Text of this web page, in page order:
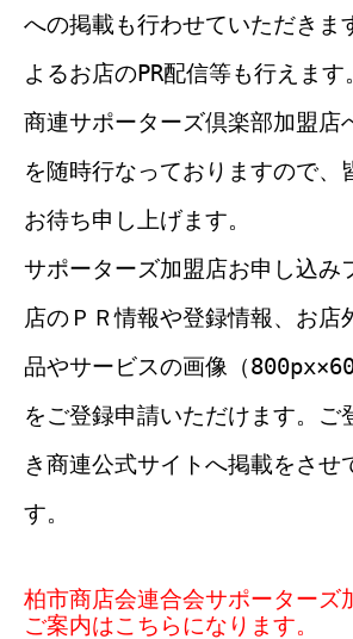
への掲載も行わせていただきま
よるお店のPR配信等も行えます
商連サポーターズ倶楽部加盟店
を随時行なっておりますので、
お待ち申し上げます。
サポーターズ加盟店お申し込み
店のＰＲ情報や登録情報、お店
品やサービスの画像（
をご登録申請いただけます。ご
き商連公式サイトへ掲載をさせ
す。
柏市商店会連合会サポーターズ
ご案内はこちらになります。